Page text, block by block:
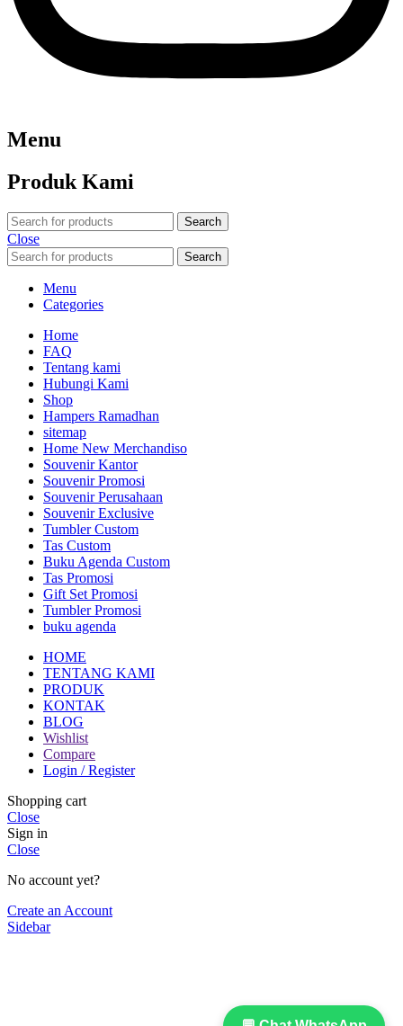
Menu
Produk Kami
Search
Close
Search
Menu
Categories
Home
FAQ
Tentang kami
Hubungi Kami
Shop
Hampers Ramadhan
sitemap
Home New Merchandiso
Souvenir Kantor
Souvenir Promosi
Souvenir Perusahaan
Souvenir Exclusive
Tumbler Custom
Tas Custom
Buku Agenda Custom
Tas Promosi
Gift Set Promosi
Tumbler Promosi
buku agenda
HOME
TENTANG KAMI
PRODUK
KONTAK
BLOG
Wishlist
Compare
Login / Register
Shopping cart
Close
Sign in
Close
No account yet?
Create an Account
Sidebar